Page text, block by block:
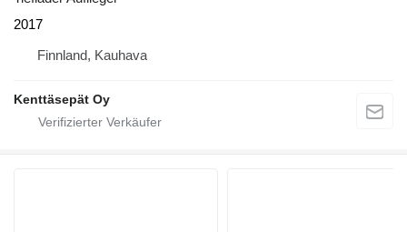
2017
Finnland, Kauhava
Kenttäsepät Oy